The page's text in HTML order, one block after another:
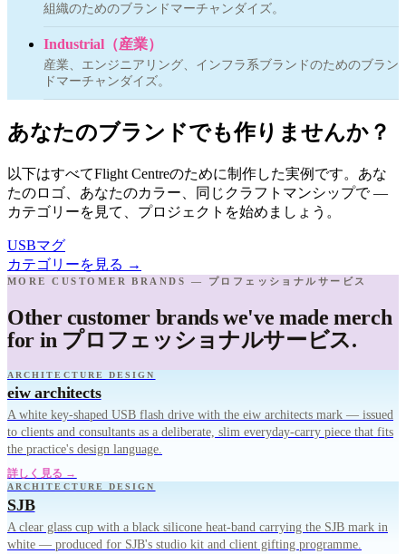
組織のためのブランドマーチャンダイズ。
Industrial（産業）
産業、エンジニアリング、インフラ系ブランドのためのブラン
ドマーチャンダイズ。
あなたのブランドでも作りませんか？
以下はすべてFlight Centreのために制作した実例です。あな
たのロゴ、あなたのカラー、同じクラフトマンシップで —
カテゴリーを見て、プロジェクトを始めましょう。
USBマグ
カテゴリーを見る →
MORE CUSTOMER BRANDS — プロフェッショナルサービス
Other customer brands we've made merch
for in プロフェッショナルサービス.
ARCHITECTURE DESIGN
eiw architects
A white key-shaped USB flash drive with the eiw architects mark — issued
to clients and consultants as a deliberate, slim everyday-carry piece that fits
the practice's design language.
詳しく見る →
ARCHITECTURE DESIGN
SJB
A clear glass cup with a black silicone heat-band carrying the SJB mark in
white — produced for SJB's studio kit and client gifting programme.